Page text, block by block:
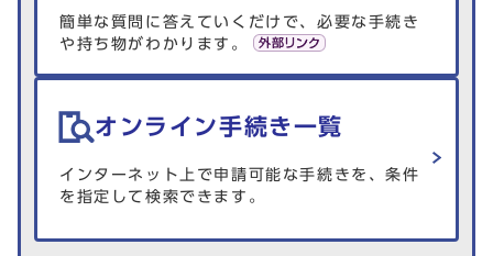
簡単な質問に答えていくだけで、必要な手続き
や持ち物がわかります。
オンライン手続き一覧
インターネット上で申請可能な手続きを、条件
を指定して検索できます。